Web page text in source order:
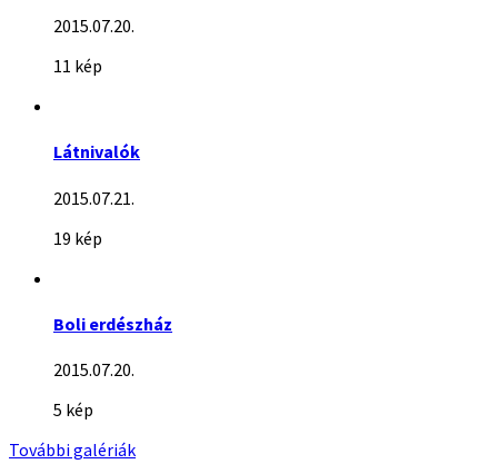
2015.07.20.
11 kép
Látnivalók
2015.07.21.
19 kép
Boli erdészház
2015.07.20.
5 kép
További galériák